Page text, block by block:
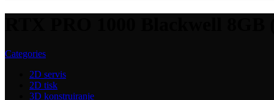
Categories
2D servis
2D tisk
3D konstruiranje